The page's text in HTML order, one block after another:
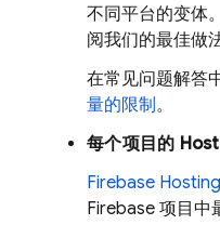
不同平台的变体
阅我们的最佳做
在常见问题解答
量的限制。
每个项目的
Firebase Hosting
Firebase 项目中